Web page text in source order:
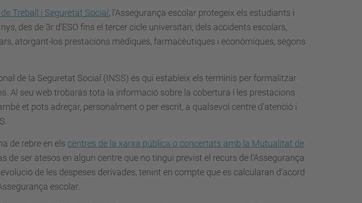
Treball i Seguretat Social , l'Assegurança escolar protegeix els estudiants i
des de 3r d’ESO fins el tercer cicle universitari, dels accidents escolars,
atorgant-los prestacions mèdiques, farmacèutiques i econòmiques, segons
de la Seguretat Social (INSS) és qui estableix els terminis per formalitzar
Al seu web trobaràs tota la informació sobre la cobertura i les prestacions
et pots adreçar, personalment o per escrit, a qualsevol centre d'atenció i
de rebre en els centres de la xarxa pública o concertats amb la Mutualitat de
de ser atesos en algun centre que no tingui previst el recurs de l'Assegurança
de les despeses derivades, tenint en compte que es calcularan d'acord
escolar.